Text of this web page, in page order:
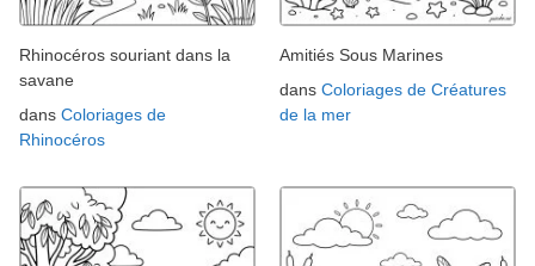
Rhinocéros souriant dans la
savane
dans Coloriages de
Rhinocéros
Amitiés Sous Marines
dans Coloriages de Créatures
de la mer